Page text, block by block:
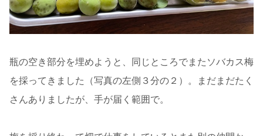
瓶の空き部分を埋めようと、同じところでまたソバカス梅
を採ってきました（写真の左側３分の２）。まだまだたく
さんありましたが、手が届く範囲で。